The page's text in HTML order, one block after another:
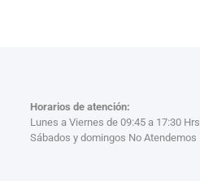
Horarios de atención:
Lunes a Viernes de 09:45 a 17:30 Hrs
Sábados y domingos No Atendemos